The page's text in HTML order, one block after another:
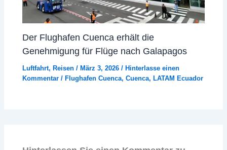
Der Flughafen Cuenca erhält die
Genehmigung für Flüge nach Galapagos
Luftfahrt, Reisen / März 3, 2026/ Hinterlasse einen
Kommentar / Flughafen Cuenca,Cuenca, LATAM Ecuador